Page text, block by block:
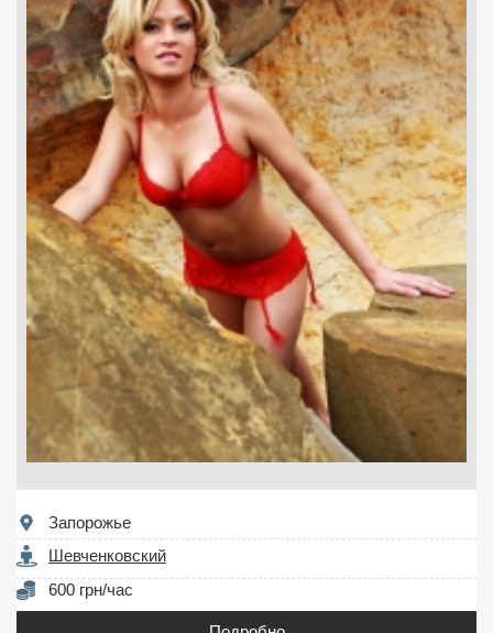
Запорожье
Шевченковский
600 грн/час